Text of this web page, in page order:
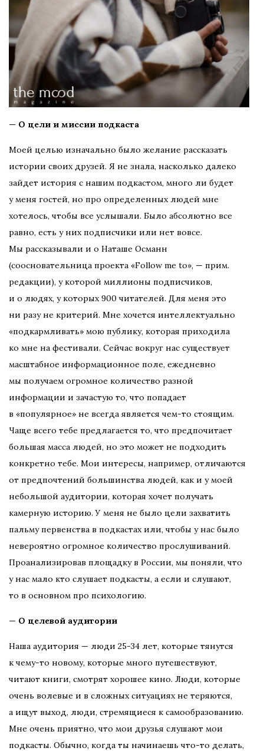
— О цели и миссии подкаста
Моей целью изначально было желание рассказать
истории своих друзей. Я не знала, насколько далеко
зайдет история с нашим подкастом, много ли будет
у меня гостей, но про определенных людей мне
хотелось, чтобы все услышали. Было абсолютно все
равно, есть у них подписчики или нет вовсе.
Мы рассказывали и о Наташе Османн
(соосновательница проекта «Follow me to», — прим.
редакции), у которой миллионы подписчиков,
и о людях, у которых 900 читателей. Для меня это
ни разу не критерий. Мне хочется интеллектуально
«подкармливать» мою публику, которая приходила
ко мне на фестивали. Сейчас вокруг нас существует
масштабное информационное поле, ежедневно
мы получаем огромное количество разной
информации и зачастую то, что попадает
в «популярное» не всегда является чем-то стоящим.
Чаще всего тебе предлагается то, что предпочитает
большая масса людей, но это может не подходить
конкретно тебе. Мои интересы, например, отличаются
от предпочтений большинства людей, как и у моей
небольшой аудитории, которая хочет получать
камерную историю. У меня не было цели захватить
пальму первенства в подкастах или, чтобы у нас было
невероятно огромное количество прослушиваний.
Проанализировав площадку в России, мы поняли, что
у нас мало кто слушает подкасты, а если и слушают,
то в основном про психологию.
— О целевой аудитории
Наша аудитория — люди 25-34 лет, которые тянутся
к чему-то новому, которые много путешествуют,
читают книги, смотрят хорошее кино. Люди, которые
очень волевые и в сложных ситуациях не теряются,
а ищут выход, люди, стремящиеся к самообразованию.
Мне очень приятно, что мои друзья слушают мои
подкасты. Обычно, когда ты начинаешь что-то делать,